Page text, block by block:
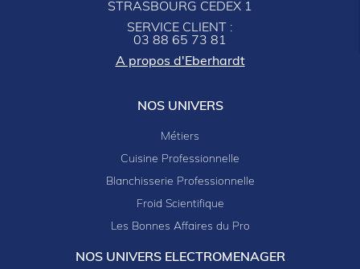
STRASBOURG CEDEX 1
SERVICE CLIENT :
03 88 65 73 81
A propos d'Eberhardt
NOS UNIVERS
Métiers
Cuisine Professionnelle
Blanchisserie Professionnelle
Froid Scientifique
Les Bonnes Affaires du Pro
NOS UNIVERS ELECTROMENAGER